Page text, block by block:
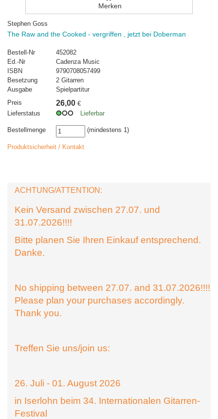
Merken
Stephen Goss
The Raw and the Cooked - vergriffen , jetzt bei Doberman
Bestell-Nr
452082
Ed.-Nr
Cadenza Music
ISBN
9790708057499
Besetzung
2 Gitarren
Ausgabe
Spielpartitur
Preis
26,00 €
Lieferstatus
Lieferbar
Bestellmenge (mindestens 1)
Produktsicherheit / Kontakt
ACHTUNG/ATTENTION:
Kein Versand zwischen 27.07. und
31.07.2026!!!!
Bitte planen Sie Ihren Einkauf entsprechend.
Danke.
No shipping between 27.07. and 31.07.2026!!!!
Please plan your purchases accordingly.
Thank you.
Treffen Sie uns/join us:
26. Juli - 01. August 2026
in Iserlohn beim 34. Internationalen Gitarren-
Festival